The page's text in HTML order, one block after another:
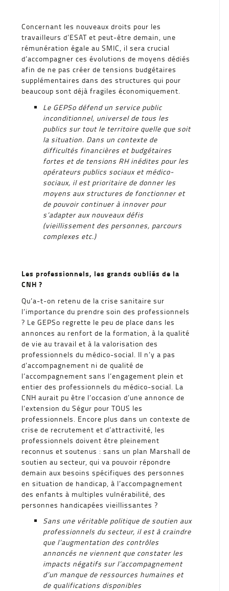
Concernant les nouveaux droits pour les
travailleurs d’ESAT et peut-être demain, une
rémunération égale au SMIC, il sera crucial
d’accompagner ces évolutions de moyens dédiés
afin de ne pas créer de tensions budgétaires
supplémentaires dans des structures qui pour
beaucoup sont déjà fragiles économiquement.
Le GEPSo défend un service public
inconditionnel, universel de tous les
publics sur tout le territoire quelle que soit
la situation. Dans un contexte de
difficultés financières et budgétaires
fortes et de tensions RH inédites pour les
opérateurs publics sociaux et médico-
sociaux, il est prioritaire de donner les
moyens aux structures de fonctionner et
de pouvoir continuer à innover pour
s’adapter aux nouveaux défis
(vieillissement des personnes, parcours
complexes etc.)
Les professionnels, les grands oubliés de la
CNH ?
Qu’a-t-on retenu de la crise sanitaire sur
l’importance du prendre soin des professionnels
? Le GEPSo regrette le peu de place dans les
annonces au renfort de la formation, à la qualité
de vie au travail et à la valorisation des
professionnels du médico-social. Il n’y a pas
d’accompagnement ni de qualité de
l’accompagnement sans l’engagement plein et
entier des professionnels du médico-social. La
CNH aurait pu être l’occasion d’une annonce de
l’extension du Ségur pour TOUS les
professionnels. Encore plus dans un contexte de
crise de recrutement et d’attractivité, les
professionnels doivent être pleinement
reconnus et soutenus : sans un plan Marshall de
soutien au secteur, qui va pouvoir répondre
demain aux besoins spécifiques des personnes
en situation de handicap, à l’accompagnement
des enfants à multiples vulnérabilité, des
personnes handicapées vieillissantes ?
Sans une véritable politique de soutien aux
professionnels du secteur, il est à craindre
que l’augmentation des contrôles
annoncés ne viennent que constater les
impacts négatifs sur l’accompagnement
d’un manque de ressources humaines et
de qualifications disponibles